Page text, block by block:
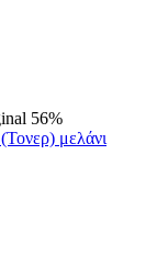
56%
μελάνι